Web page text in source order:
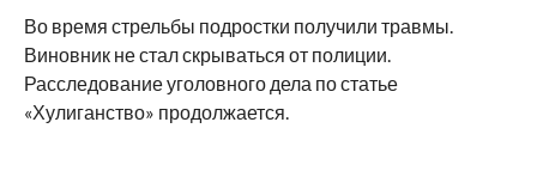
Во время стрельбы подростки получили травмы.
Виновник не стал скрываться от полиции.
Расследование уголовного дела по статье
«Хулиганство» продолжается.